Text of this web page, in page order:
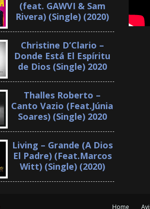
(feat. GAWVI & Sam
Rivera) (Single) (2020)
Christine D’Clario –
Donde Está El Espíritu
de Dios (Single) 2020
Thalles Roberto –
Canto Vazio (Feat.Júnia
Soares) (Single) 2020
Living – Grande (A Dios
El Padre) (Feat.Marcos
Witt) (Single) (2020)
Home